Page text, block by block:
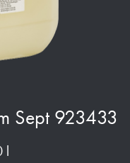
Sept 923433
l